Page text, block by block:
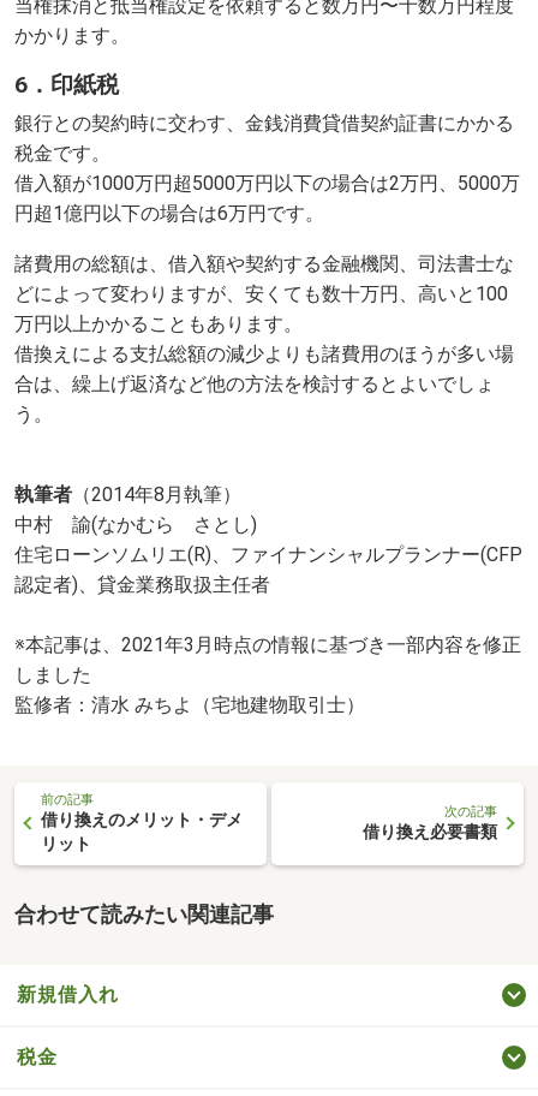
当権抹消と抵当権設定を依頼すると数万円〜十数万円程度
かかります。
6．印紙税
銀行との契約時に交わす、金銭消費貸借契約証書にかかる
税金です。
借入額が1000万円超5000万円以下の場合は2万円、5000万
円超1億円以下の場合は6万円です。
諸費用の総額は、借入額や契約する金融機関、司法書士な
どによって変わりますが、安くても数十万円、高いと100
万円以上かかることもあります。
借換えによる支払総額の減少よりも諸費用のほうが多い場
合は、繰上げ返済など他の方法を検討するとよいでしょ
う。
執筆者 （2014年8月執筆）
中村 諭(なかむら さとし)
住宅ローンソムリエ(R)、ファイナンシャルプランナー(CFP
認定者)、貸金業務取扱主任者
※本記事は、2021年3月時点の情報に基づき一部内容を修正
しました
監修者：清水 みちよ（宅地建物取引士）
前の記事
借り換えのメリット・デメ
リット
次の記事
借り換え必要書類
合わせて読みたい関連記事
新規借入れ
税金